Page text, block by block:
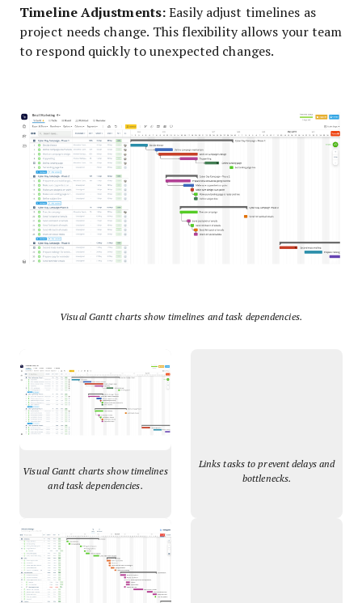
Timeline Adjustments:Easily adjust timelines as
project needs change. This flexibility allows your team
to respond quickly to unexpected changes.
Visual Gantt charts show timelines and task dependencies.
Visual Gantt charts show timelines
and task dependencies.
Links tasks to prevent delays and
bottlenecks.